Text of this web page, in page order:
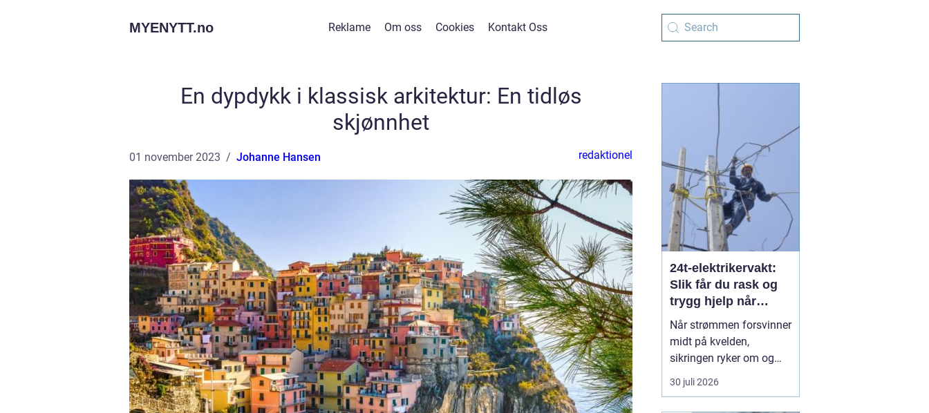
MYENYTT.no Reklame Om oss Cookies Kontakt Oss
En dypdykk i klassisk arkitektur: En tidløs
skjønnhet
01 november 2023 Johanne Hansen redaktionel
24t-elektrikervakt:
Slik får du rask og
trygg hjelp når
strømmen svikter
Når strømmen forsvinner
midt på kvelden,
sikringen ryker om og
om igjen, eller det lukter
svidd fra et stikkontakt,
30 juli 2026